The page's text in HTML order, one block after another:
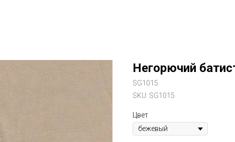
Негорючий
SG1015
SKU: SG1015
Цвет